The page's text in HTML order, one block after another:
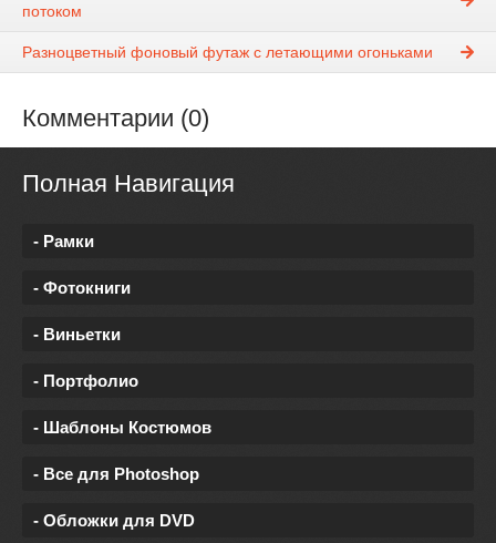
потоком
Разноцветный фоновый футаж с летающими огоньками
Комментарии (0)
Полная Навигация
- Рамки
- Фотокниги
- Виньетки
- Портфолио
- Шаблоны Костюмов
- Все для Photoshop
- Обложки для DVD